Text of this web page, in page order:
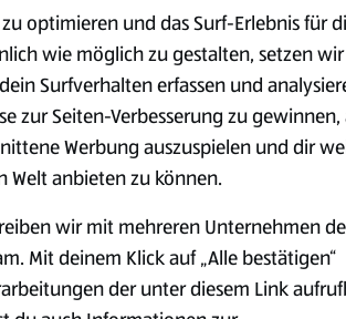
€
0,75 l
Spare 20 %
2,79 €² 3,49 €
Bio-Produkte
optimieren und das Surf-Erlebnis für
wie möglich zu gestalten, setzen wir
Surfverhalten erfassen und
zur Seiten-Verbesserung zu gewinnen,
Werbung auszuspielen und dir
Welt anbieten zu können.
wir mit mehreren Unternehmen
Mit deinem Klick auf „Alle bestätigen“
der unter diesem Link